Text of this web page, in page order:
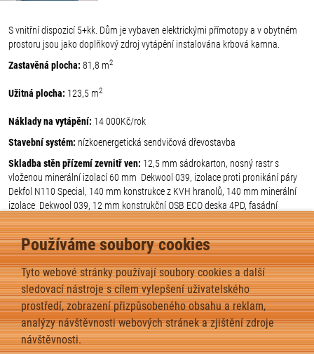
Používáme soubory cookies
Tyto webové stránky používají soubory cookies a další
sledovací nástroje s cílem vylepšení uživatelského
prostředí, zobrazení přizpůsobeného obsahu a reklam,
analýzy návštěvnosti webových stránek a zjištění zdroje
návštěvnosti.
S vnitřní dispozicí 5+kk. Dům je vybaven elektrickými přímotopy a v obytném
prostoru jsou jako doplňkový zdroj vytápění instalována krbová kamna.
Zastavěná plocha: 81,8 m2
Užitná plocha: 123,5 m2
Náklady na vytápění: 14 000Kč/rok
Stavební systém: nízkoenergetická sendvičová dřevostavba
Skladba stěn přízemí zevnitř ven: 12,5 mm sádrokarton, nosný rastr s
vloženou minerální izolací 60 mm Dekwool 039, izolace proti pronikání páry
Dekfol N110 Special, 140 mm konstrukce z KVH hranolů, 140 mm minerální
izolace Dekwool 039, 12 mm konstrukční OSB ECO deska 4PD, fasádní
zateplovací systém 70F 50mm, akrylátová omítka Weber 1,5 mm (U =
0,185Wm2.K),nad a pod okny obklad Palubky Klasik nátěr Remmers
Střešní plášť:krokvová sestava, provětrávaná střecha, krytina Maxidek,
tepelná izolace podhled 240 mm Dekwool 039
Okna:Plastová pětikomorová,. Izolační dvojsklo U=1,1W/m2.K
zpět